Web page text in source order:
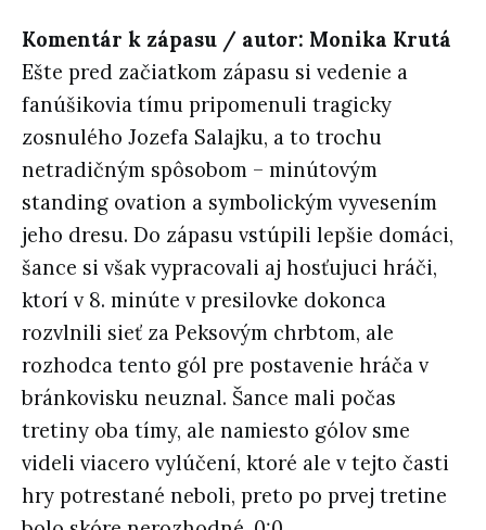
Komentár k zápasu / autor: Monika Krutá
Ešte pred začiatkom zápasu si vedenie a
fanúšikovia tímu pripomenuli tragicky
zosnulého Jozefa Salajku, a to trochu
netradičným spôsobom – minútovým
standing ovation a symbolickým vyvesením
jeho dresu. Do zápasu vstúpili lepšie domáci,
šance si však vypracovali aj hosťujuci hráči,
ktorí v 8. minúte v presilovke dokonca
rozvlnili sieť za Peksovým chrbtom, ale
rozhodca tento gól pre postavenie hráča v
bránkovisku neuznal. Šance mali počas
tretiny oba tímy, ale namiesto gólov sme
videli viacero vylúčení, ktoré ale v tejto časti
hry potrestané neboli, preto po prvej tretine